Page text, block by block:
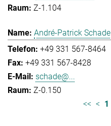
Z-1.104
André-Patrick Schade
+49 331 567-8464
+49 331 567-8428
schade@...
Z-0.150
<< < 1